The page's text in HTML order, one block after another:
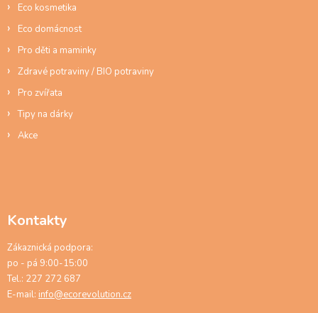
Eco kosmetika
Eco domácnost
Pro děti a maminky
Zdravé potraviny / BIO potraviny
Pro zvířata
Tipy na dárky
Akce
Kontakty
Zákaznická podpora:
po - pá 9:00-15:00
Tel.: 227 272 687
E-mail: info@ecorevolution.cz